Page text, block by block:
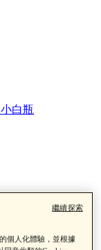
品牌商品的真實
白瓶
個人化體驗，並根據
繼續探索